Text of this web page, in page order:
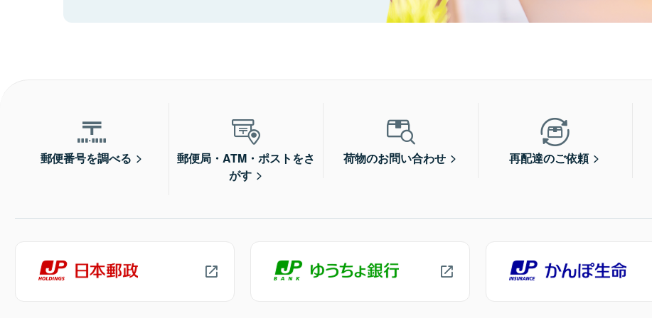
郵便番号を調べる
郵便局・ATM・ポストをさ
がす
荷物のお問い合わせ 再配達のご依頼